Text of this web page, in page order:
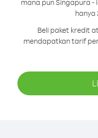
mana pun Singapura -
hanya
Beli paket kredit
mendapatkan tarif